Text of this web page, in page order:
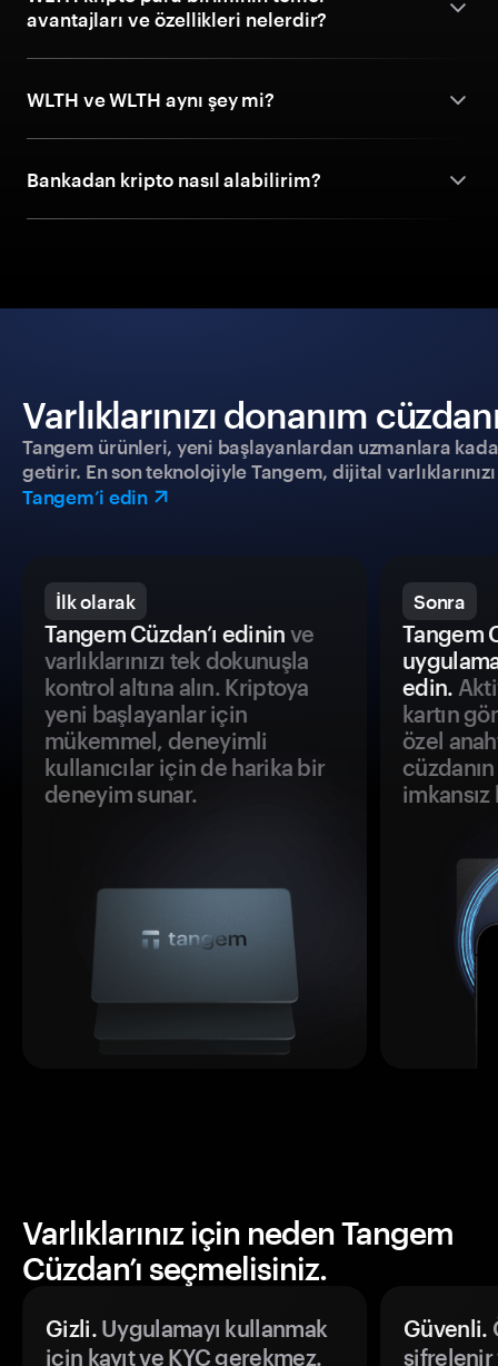
avantajları ve özellikleri nelerdir?
WLTH ve WLTH aynı şey mi?
Bankadan kripto nasıl alabilirim?
Varlıklarınızı donanım
Tangem ürünleri, yeni başlayanlardan uzmanlara
getirir. En son teknolojiyle Tangem, dijital
Tangem’i edin
İlk olarak
Tangem Cüzdan’ı edinin ve
varlıklarınızı tek dokunuşla
kontrol altına alın. Kriptoya
yeni başlayanlar için
mükemmel, deneyimli
kullanıcılar için de harika bir
deneyim sunar.
Sonra
Tangem
edin.
kartın
özel
Varlıklarınız için neden Tangem
Cüzdan’ı seçmelisiniz.
Gizli.Uygulamayı kullanmak
için kayıt ve KYC gerekmez.
Güvenli.
şifrelenir